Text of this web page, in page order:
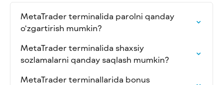
MetaTrader terminalida parolni qanday
o‘zgartirish mumkin?
MetaTrader terminalida shaxsiy
sozlamalarni qanday saqlash mumkin?
MetaTrader terminallarida bonus